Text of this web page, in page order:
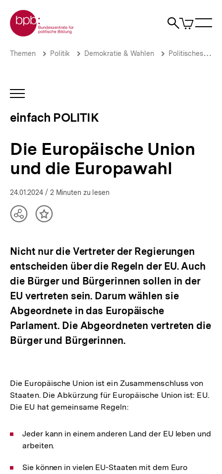
zum
Seiteninhalt
springen
Zur Startseite der bpb
Suche
Artikel
im
Die
die
Europawahl
einfach
bpb.de
Brotkrümelnavigation
Pfadnavigation
Themen Politik Demokratie & Wahlen Politisches System
INHALTSNAVIGATION
einfach POLITIK
Die Europäische Union
und die Europawahl
24.01.2024 / 2 Minuten zu lesen
TeilenInhalt
Nicht nur die Vertreter der Regierungen
entscheiden über die Regeln der EU. Auch
die Bürger und Bürgerinnen sollen in der
EU vertreten sein. Darum wählen sie
Abgeordnete in das Europäische
Parlament. Die Abgeordneten vertreten die
Bürger und Bürgerinnen.
Die Europäische Union ist ein Zusammenschluss von
Staaten. Die Abkürzung für Europäische Union ist: EU.
Die EU hat gemeinsame Regeln:
Jeder kann in einem anderen Land der EU leben und
arbeiten.
Sie können in vielen EU-Staaten mit dem Euro